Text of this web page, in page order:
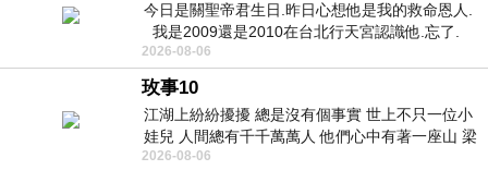
今日是關聖帝君生日.昨日心想他是我的救命恩人.
我是2009還是2010在台北行天宮認識他.忘了.
一個奇摩交友的網友學
2026-08-06
玫事10
江湖上紛紛擾擾 總是沒有個事實 世上不只一位小
娃兒 人間總有千千萬萬人 他們心中有著一座山 梁
山佛山泰華衡恆嵩 一山之高
2026-08-06